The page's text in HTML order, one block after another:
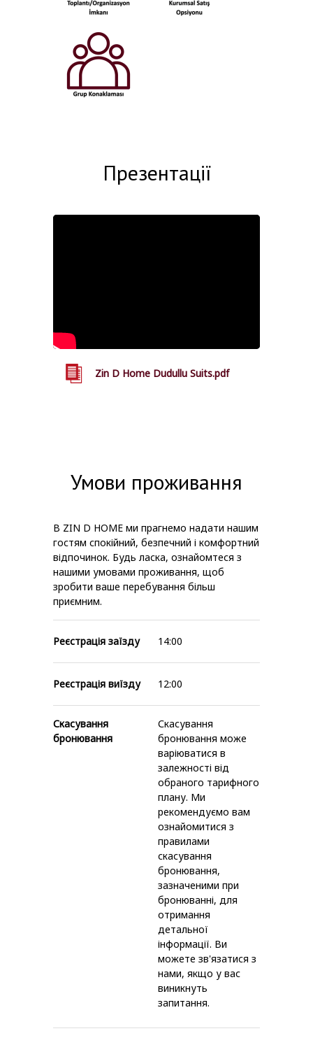
Презентації
Zin D Home Dudullu Suits.pdf
Умови проживання
В ZIN D HOME ми прагнемо надати нашим
гостям спокійний, безпечний і комфортний
відпочинок. Будь ласка, ознайомтеся з
нашими умовами проживання, щоб
зробити ваше перебування більш
приємним.
Реєстрація заїзду 14:00
Реєстрація виїзду 12:00
Скасування
бронювання
Скасування
бронювання може
варіюватися в
залежності від
обраного тарифного
плану. Ми
рекомендуємо вам
ознайомитися з
правилами
скасування
бронювання,
зазначеними при
бронюванні, для
отримання
детальної
інформації. Ви
можете зв'язатися з
нами, якщо у вас
виникнуть
запитання.